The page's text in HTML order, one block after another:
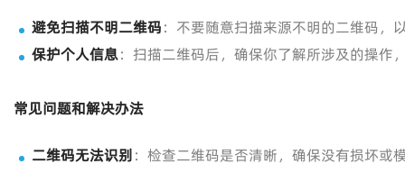
避免扫描不明二维码：不要随意扫描来源不明的二维码，
保护个人信息：扫描二维码后，确保你了解所涉及的操作
常见问题和解决办法
二维码无法识别：检查二维码是否清晰，确保没有损坏或